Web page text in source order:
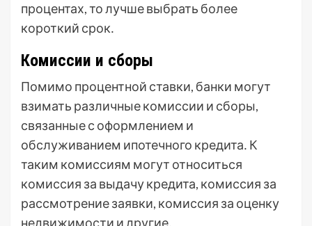
процентах, то лучше выбрать более
короткий срок․
Комиссии и сборы
Помимо процентной ставки, банки могут
взимать различные комиссии и сборы,
связанные с оформлением и
обслуживанием ипотечного кредита․ К
таким комиссиям могут относиться
комиссия за выдачу кредита, комиссия за
рассмотрение заявки, комиссия за оценку
недвижимости и другие․